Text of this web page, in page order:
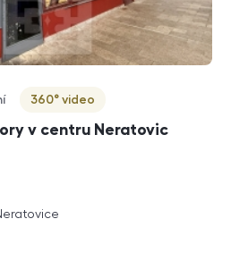
v centru Neratovic
360° video